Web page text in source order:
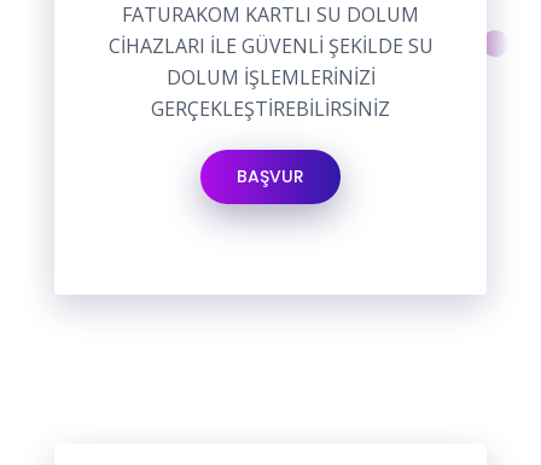
FATURAKOM KARTLI SU DOLUM
CİHAZLARI İLE GÜVENLİ ŞEKİLDE SU
DOLUM İŞLEMLERİNİZİ
GERÇEKLEŞTİREBİLİRSİNİZ
BAŞVUR